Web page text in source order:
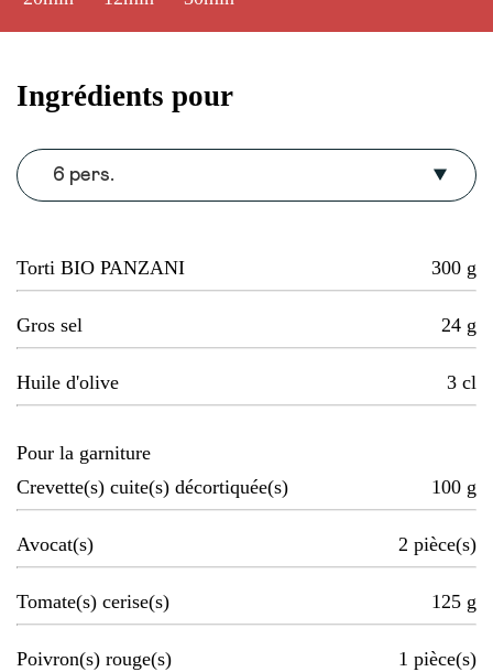
Ingrédients pour
6 pers.
Torti BIO PANZANI 300 g
Gros sel 24 g
Huile d'olive 3 cl
Pour la garniture
Crevette(s) cuite(s) décortiquée(s)
100 g
Avocat(s) 2 pièce(s)
Tomate(s) cerise(s) 125 g
Poivron(s) rouge(s) 1 pièce(s)